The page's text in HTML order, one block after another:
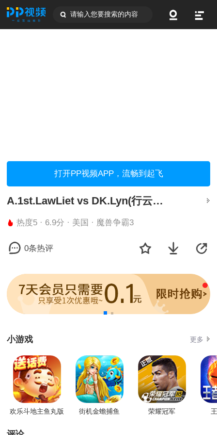
请输入您要搜索的内容
打开PP视频APP，流畅到起飞
A.1st.LawLiet vs DK.Lyn(行云流水/大帝解说)
热度5 · 6.9分 · 美国 · 魔兽争霸3
0条热评
小游戏 更多
欢乐斗地主鱼丸版 街机金蟾捕鱼 荣耀冠军